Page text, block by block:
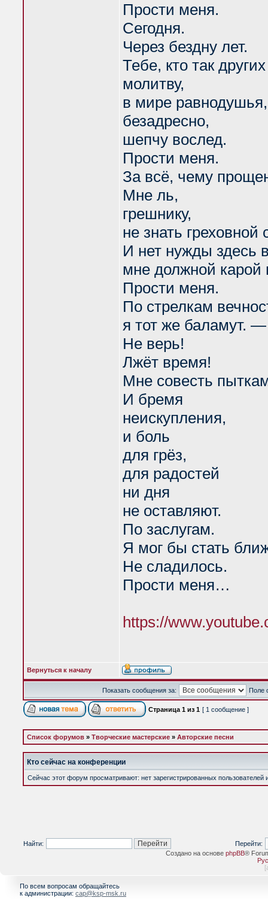
Прости меня.
Сегодня.
Через бездну лет.
Тебе, кто так
молитву,
в мире равнодушья,
безадресно,
шепчу вослед.
Прости меня.
За всё, чему
Мне ль,
грешнику,
не знать греховной
И нет нужды здесь
мне должной
Прости меня.
По стрелкам
я тот же баламут. —
Не верь!
Лжёт время!
Мне совесть
И бремя
неискупления,
и боль
для грёз,
для радостей
ни дня
не оставляют.
По заслугам.
Я мог бы стать
Не сладилось.
Прости меня…
https://
Вернуться к началу
Показать сообщения за: Поле
Страница 1 из 1 [ 1 сообщение ]
Список форумов » Творческие мастерские » Авторские песни
Кто сейчас на конференции
Сейчас этот форум просматривают: нет зарегистрированных пользователей
Найти:
Перейти:
Создано на основе phpBB®
[
По всем вопросам обращайтесь
к администрации: cap@ksp-msk.ru